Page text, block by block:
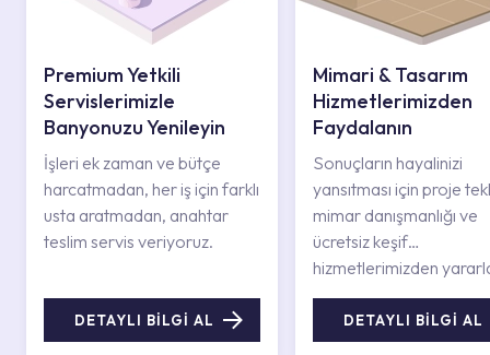
Premium Yetkili
Servislerimizle
Banyonuzu Yenileyin
İşleri ek zaman ve bütçe
harcatmadan, her iş için farklı
usta aratmadan, anahtar
teslim servis veriyoruz.
DETAYLI BİLGİ AL
Mimari & Tasarım
Hizmetlerimizden
Faydalanın
Sonuçların hayalinizi
yansıtması için proje
mimar danışmanlığı ve
ücretsiz keşif
hizmetlerimizden
DETAYLI BİLGİ AL